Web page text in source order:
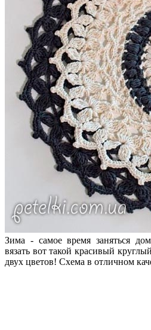
Зима - самое время заняться
вязать вот такой красивый
двух цветов! Схема в отличном